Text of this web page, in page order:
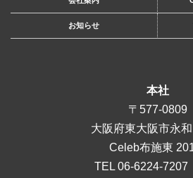
お知らせ
本社
〒577-0809
大阪府東大阪市永
Celeb布施東
TEL 06-6224-7207